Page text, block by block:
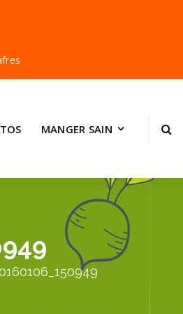
MANGER SAIN